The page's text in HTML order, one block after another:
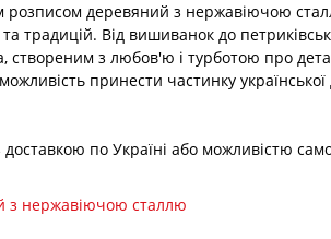
деревяний з нержавіючою
традицій. Від вишиванок до
з любов'ю і турботою про
принести частинку
по Україні або можливістю
з нержавіючою сталлю